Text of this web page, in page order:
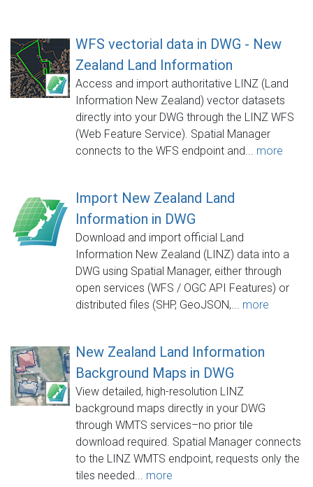
WFS vectorial data in DWG - New
Zealand Land Information
Access and import authoritative LINZ (Land
Information New Zealand) vector datasets
directly into your DWG through the LINZ WFS
(Web Feature Service). Spatial Manager
connects to the WFS endpoint and... more
Import New Zealand Land
Information in DWG
Download and import official Land
Information New Zealand (LINZ) data into a
DWG using Spatial Manager, either through
open services (WFS / OGC API Features) or
distributed files (SHP, GeoJSON,... more
New Zealand Land Information
Background Maps in DWG
View detailed, high-resolution LINZ
background maps directly in your DWG
through WMTS services–no prior tile
download required. Spatial Manager connects
to the LINZ WMTS endpoint, requests only the
tiles needed... more